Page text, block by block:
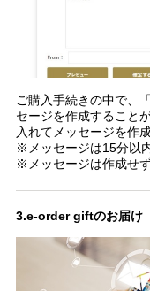
ご購入手続きの中で、
セージを作成すること
入れてメッセージを作
※メッセージは15分以
※メッセージは作成せ
3.e-order giftのお届け